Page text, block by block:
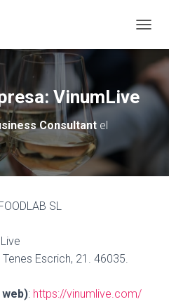
A
I
VinumLive
Consultantel
SL
Tenes Escrich, 21. 46035.
: https://vinumlive.com/